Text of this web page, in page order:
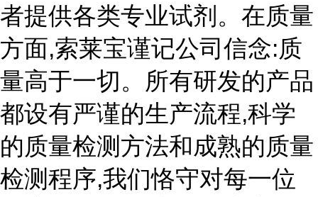
者提供各类专业试剂。在质量
方面,索莱宝谨记公司信念:质
量高于一切。所有研发的产品
都设有严谨的生产流程,科学
的质量检测方法和成熟的质量
检测程序,我们恪守对每一位